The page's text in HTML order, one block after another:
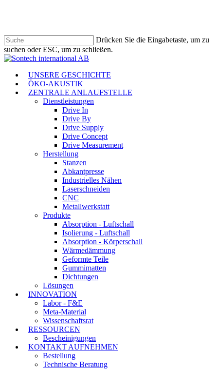
Drücken Sie die Eingabetaste, um zu
suchen oder ESC, um zu schließen.
Suche
Menü
UNSERE GESCHICHTE
ÖKO-AKUSTIK
ZENTRALE ANLAUFSTELLE
Dienstleistungen
Drive In
Drive By
Drive Supply
Drive Concept
Drive Measurement
Herstellung
Stanzen
Abkantpresse
Industrielles Nähen
Laserschneiden
CNC
Metallwerkstatt
Produkte
Absorption - Luftschall
Isolierung - Luftschall
Absorption - Körperschall
Wärmedämmung
Geformte Teile
Gummimatten
Dichtungen
Lösungen
INNOVATION
Labor - F&E
Meta-Material
Wissenschaftsrat
RESSOURCEN
Bescheinigungen
KONTAKT AUFNEHMEN
Bestellung
Technische Beratung